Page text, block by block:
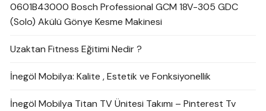
0601B43000 Bosch Professional GCM 18V-305 GDC
(Solo) Akülü Gönye Kesme Makinesi
Uzaktan Fitness Eğitimi Nedir ?
İnegöl Mobilya: Kalite , Estetik ve Fonksiyonellik
İnegöl Mobilya Titan TV Ünitesi Takımı – Pinterest Tv